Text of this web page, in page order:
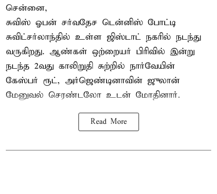
சென்னை,
சுவிஸ் ஓபன் சர்வதேச டென்னிஸ் போட்டி
சுவிட்சர்லாந்தில் உள்ள ஜிஸ்டாட் நகரில் நடந்து
வருகிறது. ஆண்கள் ஒற்றையர் பிரிவில் இன்று
நடந்த 2வது காலிறுதி சுற்றில் நார்வேயின்
கேஸ்பர் ரூட், அர்ஜெண்டினாவின் ஜுலான்
மேனுவல் செரண்டலோ உடன் மோதினார்.
Read More